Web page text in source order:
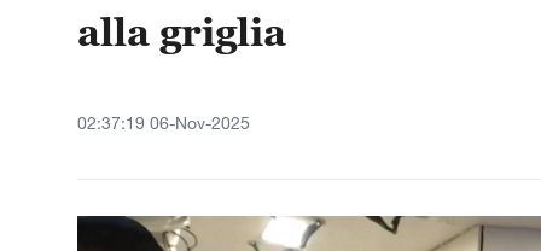
alla griglia
02:37:19 06-Nov-2025